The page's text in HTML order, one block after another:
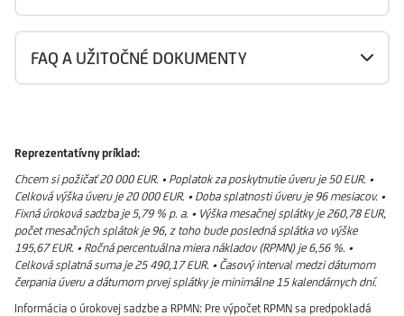
FAQ A UŽITOČNÉ DOKUMENTY
Reprezentatívny príklad:
Chcem si požičať 20 000 EUR. • Poplatok za poskytnutie úveru je 50 EUR. •
Celková výška úveru je 20 000 EUR. • Doba splatnosti úveru je 96 mesiacov. •
Fixná úroková sadzba je 5,79 % p. a. • Výška mesačnej splátky je 260,78 EUR,
počet mesačných splátok je 96, z toho bude posledná splátka vo výške
195,67 EUR. • Ročná percentuálna miera nákladov (RPMN) je 6,56 %. •
Celková splatná suma je 25 490,17 EUR. • Časový interval medzi dátumom
čerpania úveru a dátumom prvej splátky je minimálne 15 kalendárnych dní.
Informácia o úrokovej sadzbe a RPMN: Pre výpočet RPMN sa predpokladá